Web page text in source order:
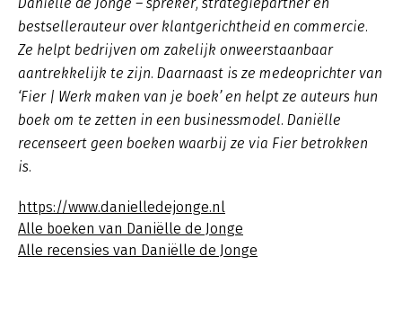
bestsellerauteur over klantgerichtheid en commercie.
Ze helpt bedrijven om zakelijk onweerstaanbaar
aantrekkelijk te zijn. Daarnaast is ze medeoprichter van
‘Fier | Werk maken van je boek’ en helpt ze auteurs hun
boek om te zetten in een businessmodel. Daniëlle
recenseert geen boeken waarbij ze via Fier betrokken
is.
https://www.danielledejonge.nl
Alle boeken van Daniëlle de Jonge
Alle recensies van Daniëlle de Jonge